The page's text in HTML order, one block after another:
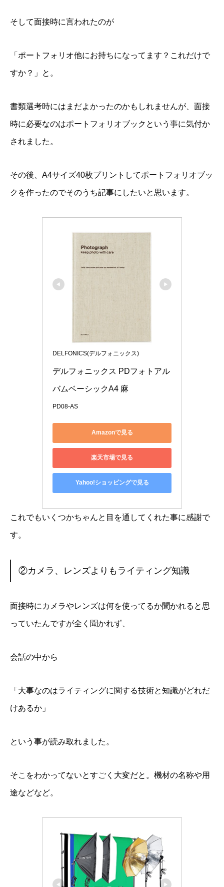
そして面接時に言われたのが
「ポートフォリオ他にお持ちになってます？これだけで
すか？」と。
書類選考時にはまだよかったのかもしれませんが、面接
時に必要なのはポートフォリオブックという事に気付か
されました。
その後、A4サイズ40枚プリントしてポートフォリオブッ
クを作ったのでそのうち記事にしたいと思います。
DELFONICS(デルフォニックス)
デルフォニックス PDフォトアル
バムベーシックA4 麻
PD08-AS
Amazonで見る
楽天市場で見る
Yahoo!ショッピングで見る
これでもいくつかちゃんと目を通してくれた事に感謝で
す。
②カメラ、レンズよりもライティング知識
面接時にカメラやレンズは何を使ってるか聞かれると思
っていたんですが全く聞かれず、
会話の中から
「大事なのはライティングに関する技術と知識がどれだ
けあるか」
という事が読み取れました。
そこをわかってないとすごく大変だと。機材の名称や用
途などなど。